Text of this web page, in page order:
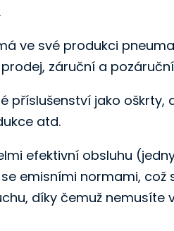
.
ve své produkci
záruční a
příslušenství jako oškrty,
atd.
efektivní obsluhu
emisními normami, což
díky čemuž nemusíte